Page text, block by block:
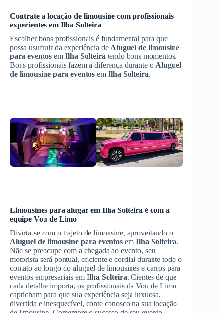
Contrate a locação de limousine com profissionais
experientes em Ilha Solteira
Escolher bons profissionais é fundamental para que
possa usufruir da experiência de Aluguel de limousine
para eventos em Ilha Solteira tendo bons momentos.
Bons profissionais fazem a diferença durante o Aluguel
de limousine para eventos em Ilha Solteira.
Limousines para alugar em Ilha Solteira é com a
equipe Vou de Limo
Divirta-se com o trajeto de limousine, aproveitando o
Aluguel de limousine para eventos em Ilha Solteira.
Não se preocupe com a chegada ao evento, seu
motorista será pontual, eficiente e cordial durante todo o
contato ao longo do aluguel de limousines e carros para
eventos empresariais em Ilha Solteira. Cientes de que
cada detalhe importa, os profissionais da Vou de Limo
capricham para que sua experiência seja luxuosa,
divertida e inesquecível, conte conosco na sua locação